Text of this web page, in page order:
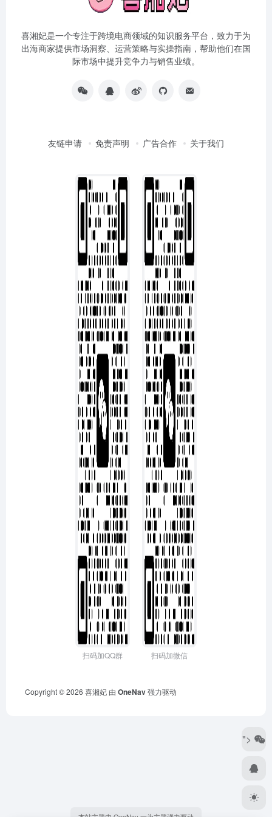
喜湘妃是一个专注于跨境电商领域的知识服务平台，致力于为
出海商家提供市场洞察、运营策略与实操指南，帮助他们在国
际市场中提升竞争力与销售业绩。
友链申请 免责声明 广告合作 关于我们
扫码加QQ群 扫码加微信
Copyright © 2026 喜湘妃 由 OneNav强力驱动
">